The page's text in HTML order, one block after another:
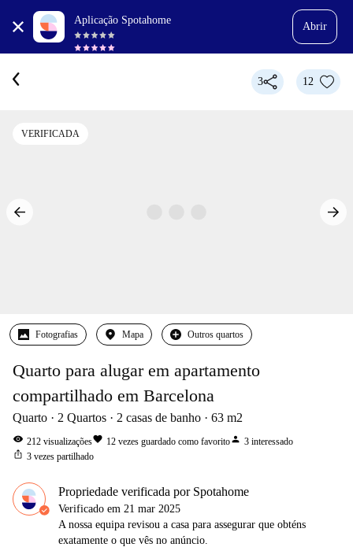
Aplicação Spotahome
Abrir
3 12
VERIFICADA
Fotografias Mapa Outros quartos
Quarto para alugar em apartamento
compartilhado em Barcelona
Quarto 2 Quartos 2 casas de banho 63 m2
visibility 212 visualizaçõesfavorite 12 vezes guardado como favoritoperson 3 interessado
ios_share 3 vezes partilhado
Propriedade verificada por Spotahome
Verificado em 21 mar 2025
A nossa equipa revisou a casa para assegurar que obténs
exatamente o que vês no anúncio.